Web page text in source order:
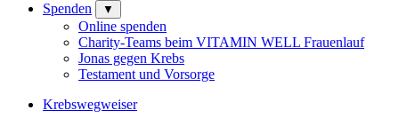
Spenden
▼
Online spenden
Charity-Teams beim VITAMIN WELL Frauenlauf
Jonas gegen Krebs
Testament und Vorsorge
Krebswegweiser